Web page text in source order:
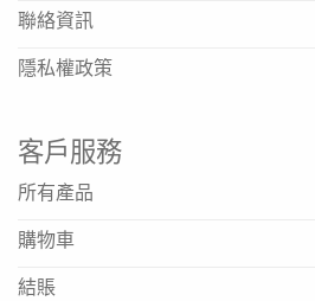
聯絡資訊
隱私權政策
客戶服務
所有產品
購物車
結賬